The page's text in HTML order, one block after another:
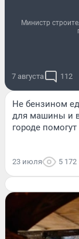
Министр
7 августа 112
Не бензином
для машины и
городе помогут
23 июля 5 172